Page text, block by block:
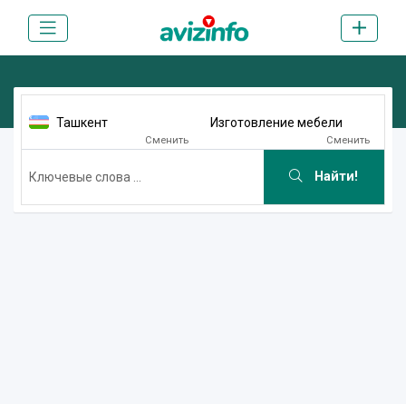
Ташкент
Сменить
Изготовление мебели
Сменить
Найти!